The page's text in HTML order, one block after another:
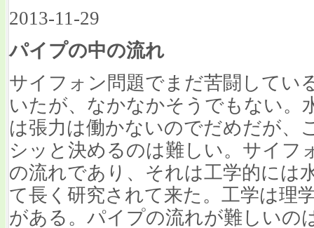
2013-11-29
パイプの中の流れ
サイフォン問題でまだ苦闘してい
いたが、なかなかそうでもない。
は張力は働かないのでだめだが、
シッと決めるのは難しい。サイフ
の流れであり、それは工学的には
て長く研究されて来た。工学は理
がある。パイプの流れが難しいの